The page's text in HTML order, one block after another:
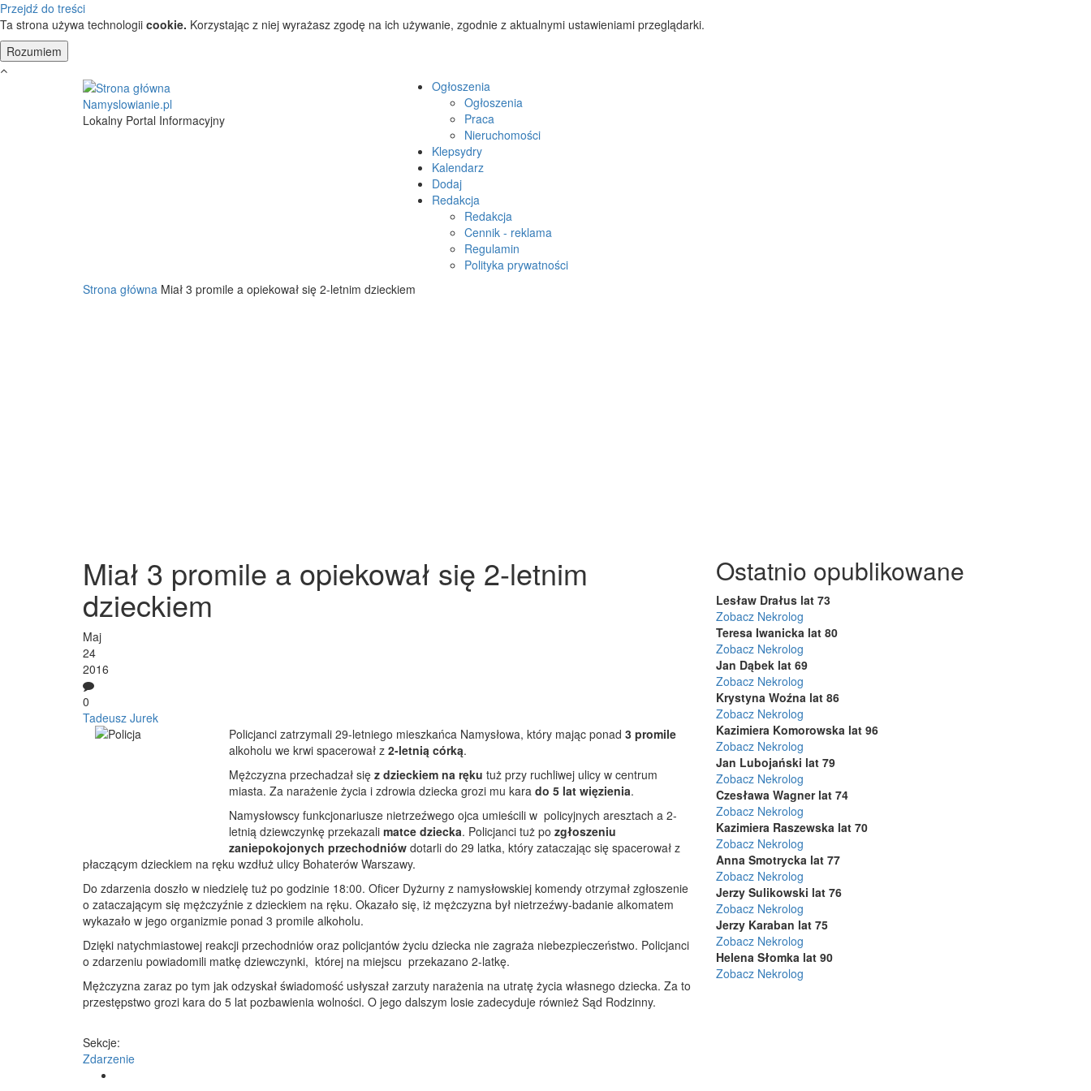
Przejdź do treści
Ta strona używa technologii cookie. Korzystając z niej wyrażasz zgodę na ich używanie, zgodnie z aktualnymi ustawieniami przeglądarki.
Namyslowianie.pl
Lokalny Portal Informacyjny
Ogłoszenia
Ogłoszenia
Praca
Nieruchomości
Klepsydry
Kalendarz
Dodaj
Redakcja
Redakcja
Cennik - reklama
Regulamin
Polityka prywatności
Strona główna Miał 3 promile a opiekował się 2-letnim dzieckiem
Miał 3 promile a opiekował się 2-letnim
dzieckiem
Maj
24
2016
0
Tadeusz Jurek
Policjanci zatrzymali 29-letniego mieszkańca Namysłowa, który mając ponad 3 promile
alkoholu we krwi spacerował z 2-letnią córką.
Mężczyzna przechadzał się z dzieckiem na ręku tuż przy ruchliwej ulicy w centrum
miasta. Za narażenie życia i zdrowia dziecka grozi mu kara do 5 lat więzienia.
Namysłowscy funkcjonariusze nietrzeźwego ojca umieścili w policyjnych aresztach a 2-
letnią dziewczynkę przekazali matce dziecka. Policjanci tuż po zgłoszeniu
zaniepokojonych przechodniów dotarli do 29 latka, który zataczając się spacerował z
płaczącym dzieckiem na ręku wzdłuż ulicy Bohaterów Warszawy.
Do zdarzenia doszło w niedzielę tuż po godzinie 18:00. Oficer Dyżurny z namysłowskiej komendy otrzymał zgłoszenie
o zataczającym się mężczyźnie z dzieckiem na ręku. Okazało się, iż mężczyzna był nietrzeźwy-badanie alkomatem
wykazało w jego organizmie ponad 3 promile alkoholu.
Dzięki natychmiastowej reakcji przechodniów oraz policjantów życiu dziecka nie zagraża niebezpieczeństwo. Policjanci
o zdarzeniu powiadomili matkę dziewczynki, której na miejscu przekazano 2-latkę.
Mężczyzna zaraz po tym jak odzyskał świadomość usłyszał zarzuty narażenia na utratę życia własnego dziecka. Za to
przestępstwo grozi kara do 5 lat pozbawienia wolności. O jego dalszym losie zadecyduje również Sąd Rodzinny.
Sekcje:
Zdarzenie
Ostatnio opublikowane
Lesław Drałus lat 73
Zobacz Nekrolog
Teresa Iwanicka lat 80
Zobacz Nekrolog
Jan Dąbek lat 69
Zobacz Nekrolog
Krystyna Woźna lat 86
Zobacz Nekrolog
Kazimiera Komorowska lat 96
Zobacz Nekrolog
Jan Lubojański lat 79
Zobacz Nekrolog
Czesława Wagner lat 74
Zobacz Nekrolog
Kazimiera Raszewska lat 70
Zobacz Nekrolog
Anna Smotrycka lat 77
Zobacz Nekrolog
Jerzy Sulikowski lat 76
Zobacz Nekrolog
Jerzy Karaban lat 75
Zobacz Nekrolog
Helena Słomka lat 90
Zobacz Nekrolog